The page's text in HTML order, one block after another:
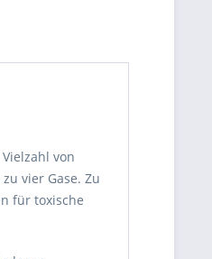
von
vier Gase. Zu
für toxische